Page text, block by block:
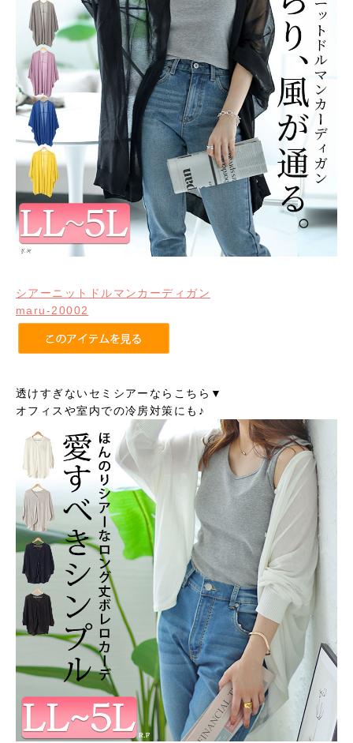
シアーニットドルマンカーディガン
maru-20002
透けすぎないセミシアーならこちら▼
オフィスや室内での冷房対策にも♪